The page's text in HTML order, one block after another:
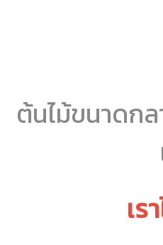
ต้นไม้ขนาดก
เร